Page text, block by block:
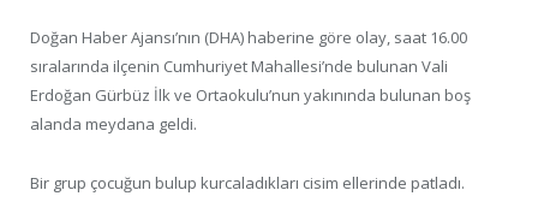
Doğan Haber Ajansı’nın (DHA) haberine göre olay, saat 16.00
sıralarında ilçenin Cumhuriyet Mahallesi’nde bulunan Vali
Erdoğan Gürbüz İlk ve Ortaokulu’nun yakınında bulunan boş
alanda meydana geldi.
Bir grup çocuğun bulup kurcaladıkları cisim ellerinde patladı.